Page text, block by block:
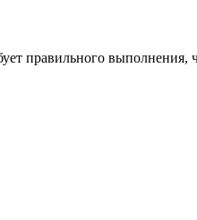
правильного выполнения,